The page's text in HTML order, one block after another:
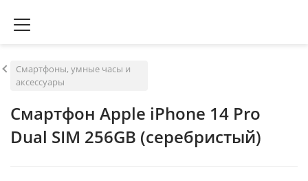
Смартфоны, умные часы и
аксессуары
Смартфон Apple iPhone 14 Pro
Dual SIM 256GB (серебристый)